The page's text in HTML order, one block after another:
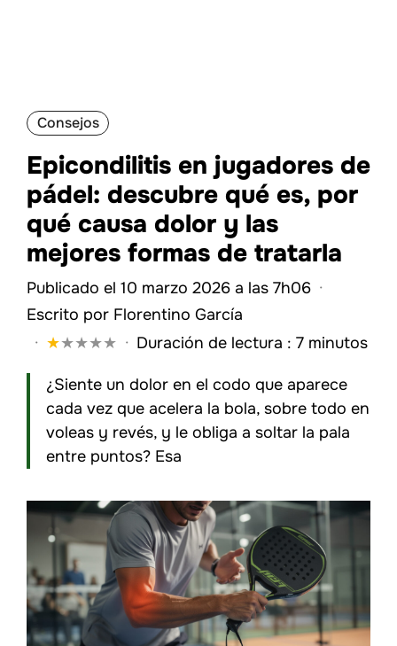
Consejos
Epicondilitis en jugadores de
pádel: descubre qué es, por
qué causa dolor y las
mejores formas de tratarla
Publicado el 10 marzo 2026 a las 7h06 ·
Escrito por Florentino García
· ★★★★★ · Duración de lectura : 7 minutos
¿Siente un dolor en el codo que aparece
cada vez que acelera la bola, sobre todo en
voleas y revés, y le obliga a soltar la pala
entre puntos? Esa